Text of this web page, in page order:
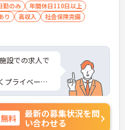
勤のみ
年間休日110日以上
り 高収入
社会保険完備
設での求人で
プライベート
ど、さらに詳
ください。
無料
最新の募集状況を問
い合わせる